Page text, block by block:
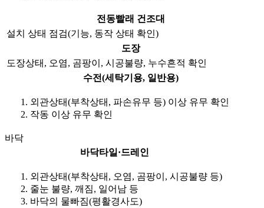
전동빨래 건조대
설치 상태 점검(기능, 동작 상태 확인)
도장
도장상태, 오염, 곰팡이, 시공불량, 누수흔적 확인
수전(세탁기용, 일반용)
외관상태(부착상태, 파손유무 등) 이상 유무 확인
작동 이상 유무 확인
바닥
바닥타일·드레인
외관상태(부착상태, 오염, 곰팡이, 시공불량 등)
줄눈 불량, 깨짐, 일어남 등
바닥의 물빠짐(평활경사도)